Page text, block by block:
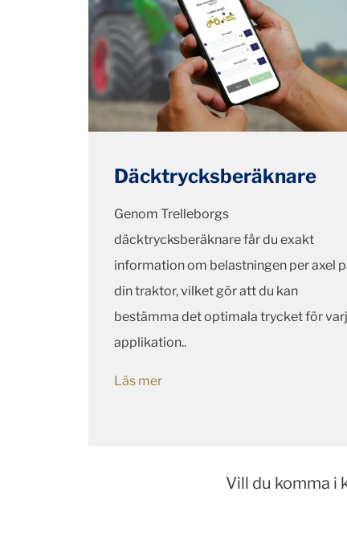
Däcktrycksberäknare
Genom Trelleborgs
däcktrycksberäknare får du exakt
information om belastningen per axel
din traktor, vilket gör att du kan
bestämma det optimala trycket för
applikation..
Läs mer
Vill du komma i